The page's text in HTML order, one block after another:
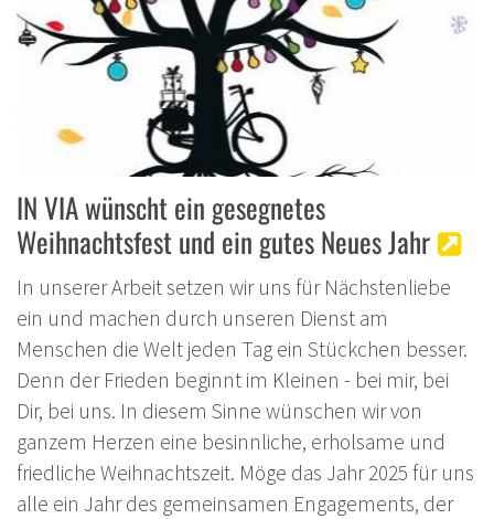
IN VIA wünscht ein gesegnetes
Weihnachtsfest und ein gutes Neues Jahr
In unserer Arbeit setzen wir uns für Nächstenliebe
ein und machen durch unseren Dienst am
Menschen die Welt jeden Tag ein Stückchen besser.
Denn der Frieden beginnt im Kleinen - bei mir, bei
Dir, bei uns. In diesem Sinne wünschen wir von
ganzem Herzen eine besinnliche, erholsame und
friedliche Weihnachtszeit. Möge das Jahr 2025 für uns
alle ein Jahr des gemeinsamen Engagements, der